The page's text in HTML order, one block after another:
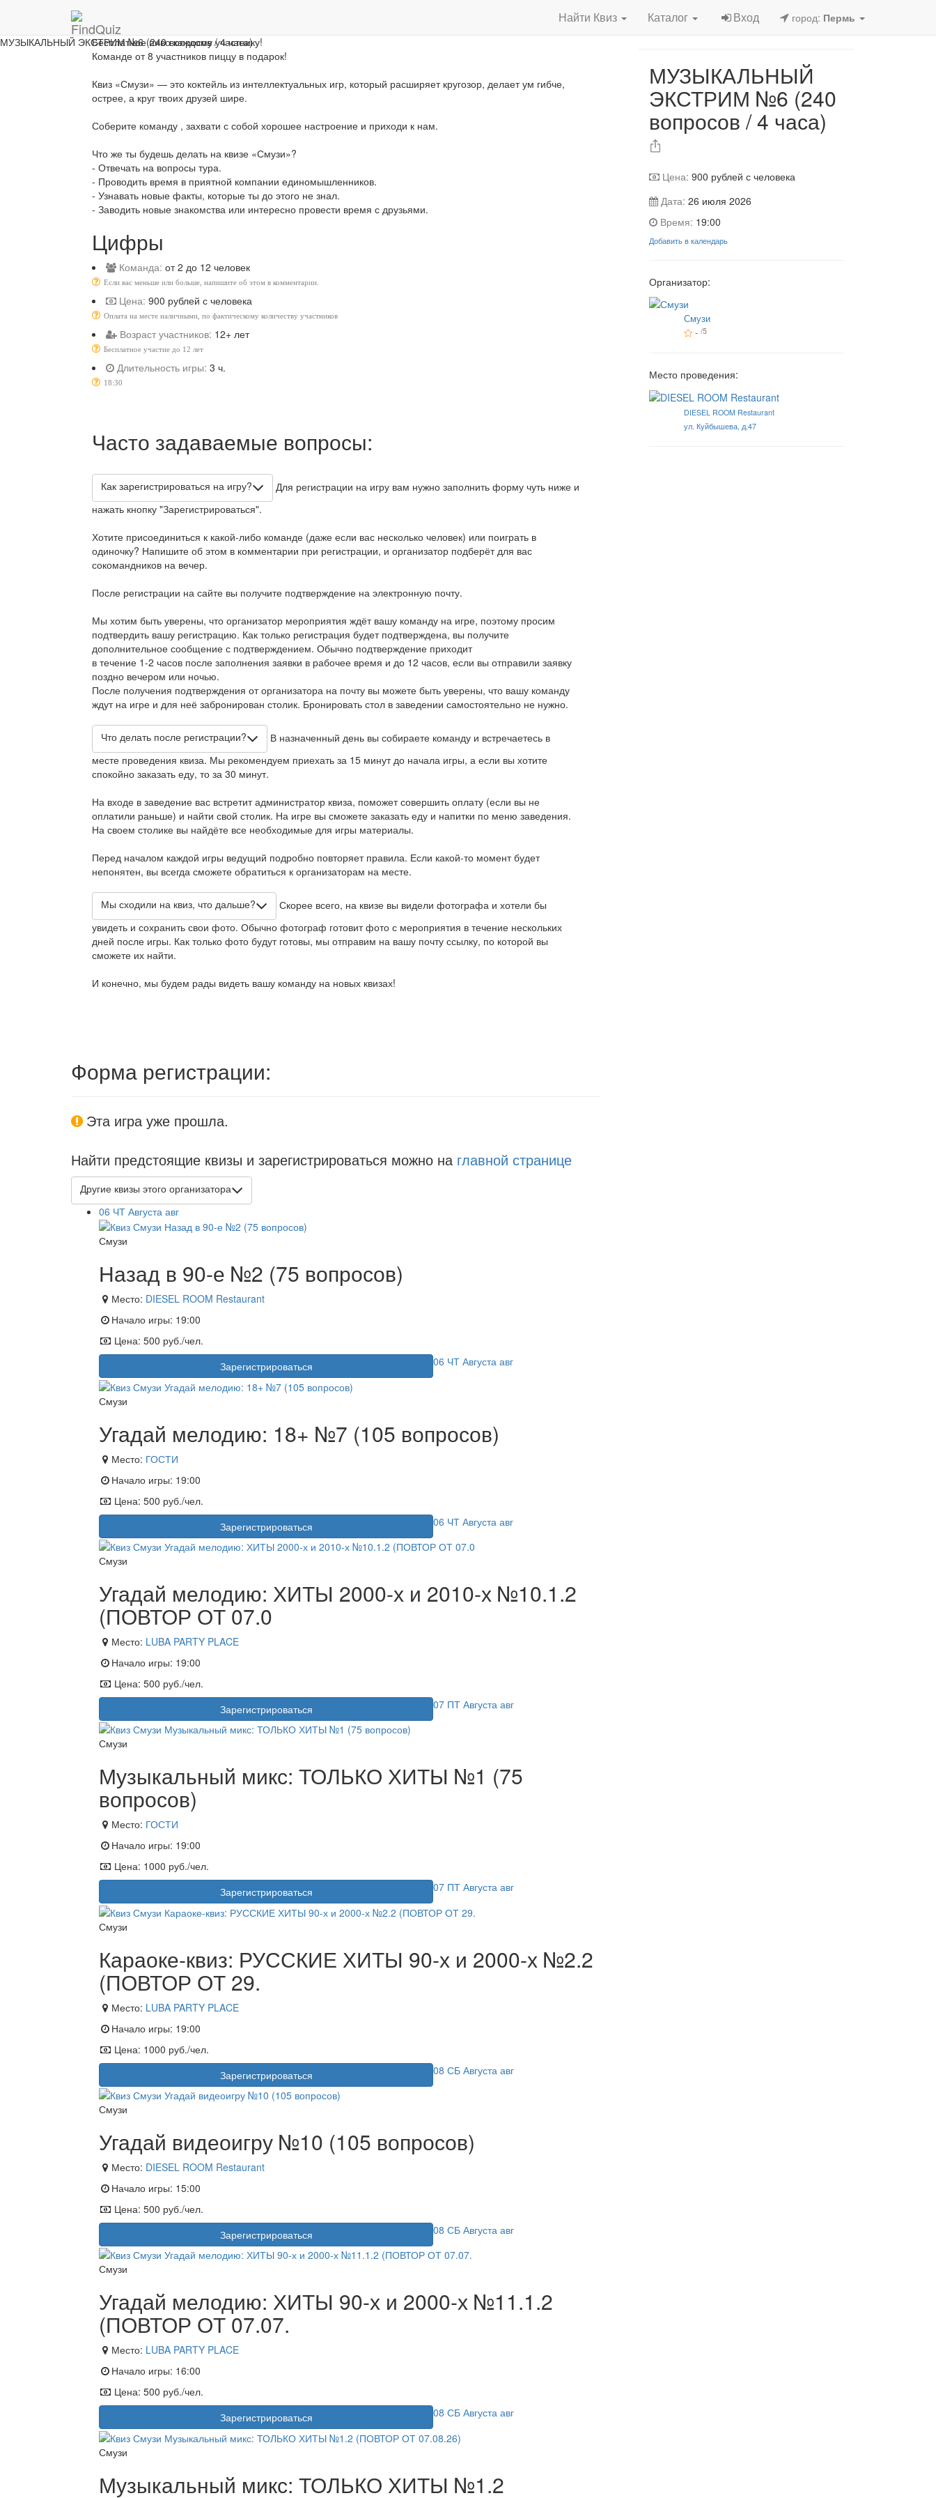
город: Пермь
Найти Квиз Каталог Вход
МУЗЫКАЛЬНЫЙ ЭКСТРИМ №6 (240 вопросов / 4 часа)
Игра завершена
МУЗЫКАЛЬНЫЙ
ЭКСТРИМ №6 (240
вопросов / 4 часа)
Цена: 900 рублей с человека
Дата: 26 июля 2026
Время: 19:00
Добавить в календарь
Организатор:
Смузи
- /5
Место проведения:
DIESEL ROOM Restaurant
ул. Куйбышева, д.47
На каждой игре мы дарим подарки всем!
Бесплатное пиво каждому участнику!
Команде от 8 участников пиццу в подарок!
Квиз «Смузи» — это коктейль из интеллектуальных игр, который расширяет кругозор, делает ум гибче,
острее, а круг твоих друзей шире.
Соберите команду , захвати с собой хорошее настроение и приходи к нам.
Что же ты будешь делать на квизе «Смузи»?
- Отвечать на вопросы тура.
- Проводить время в приятной компании единомышленников.
- Узнавать новые факты, которые ты до этого не знал.
- Заводить новые знакомства или интересно провести время с друзьями.
Цифры
Команда: от 2 до 12 человек
Если вас меньше или больше, напишите об этом в комментарии.
Цена: 900 рублей с человека
Оплата на месте наличными, по фактическому количеству участников
Возраст участников: 12+ лет
Бесплатное участие до 12 лет
Длительность игры: 3 ч.
18:30
Часто задаваемые вопросы:
Как зарегистрироваться на игру?
Для регистрации на игру вам нужно заполнить форму чуть ниже и
нажать кнопку "Зарегистрироваться".
Хотите присоединиться к какой-либо команде (даже если вас несколько человек) или поиграть в
одиночку? Напишите об этом в комментарии при регистрации, и организатор подберёт для вас
сокомандников на вечер.
После регистрации на сайте вы получите подтверждение на электронную почту.
Мы хотим быть уверены, что организатор мероприятия ждёт вашу команду на игре, поэтому просим
подтвердить вашу регистрацию. Как только регистрация будет подтверждена, вы получите
дополнительное сообщение с подтверждением. Обычно подтверждение приходит
в течение 1-2 часов после заполнения заявки в рабочее время и до 12 часов, если вы отправили заявку
поздно вечером или ночью.
После получения подтверждения от организатора на почту вы можете быть уверены, что вашу команду
ждут на игре и для неё забронирован столик. Бронировать стол в заведении самостоятельно не нужно.
Что делать после регистрации?
В назначенный день вы собираете команду и встречаетесь в
месте проведения квиза. Мы рекомендуем приехать за 15 минут до начала игры, а если вы хотите
спокойно заказать еду, то за 30 минут.
На входе в заведение вас встретит администратор квиза, поможет совершить оплату (если вы не
оплатили раньше) и найти свой столик. На игре вы сможете заказать еду и напитки по меню заведения.
На своем столике вы найдёте все необходимые для игры материалы.
Перед началом каждой игры ведущий подробно повторяет правила. Если какой-то момент будет
непонятен, вы всегда сможете обратиться к организаторам на месте.
Мы сходили на квиз, что дальше?
Скорее всего, на квизе вы видели фотографа и хотели бы
увидеть и сохранить свои фото. Обычно фотограф готовит фото с мероприятия в течение нескольких
дней после игры. Как только фото будут готовы, мы отправим на вашу почту ссылку, по которой вы
сможете их найти.
И конечно, мы будем рады видеть вашу команду на новых квизах!
Форма регистрации:
Эта игра уже прошла.
Найти предстоящие квизы и зарегистрироваться можно на главной странице
Другие квизы этого организатора
06 ЧТ Августа авг
Смузи
Назад в 90-е №2 (75 вопросов)
Место: DIESEL ROOM Restaurant
Начало игры: 19:00
Цена: 500 руб./чел.
Зарегистрироваться
06 ЧТ Августа авг
Смузи
Угадай мелодию: 18+ №7 (105 вопросов)
Место: ГОСТИ
Начало игры: 19:00
Цена: 500 руб./чел.
Зарегистрироваться
06 ЧТ Августа авг
Смузи
Угадай мелодию: ХИТЫ 2000-х и 2010-х №10.1.2
(ПОВТОР ОТ 07.0
Место: LUBA PARTY PLACE
Начало игры: 19:00
Цена: 500 руб./чел.
Зарегистрироваться
07 ПТ Августа авг
Смузи
Музыкальный микс: ТОЛЬКО ХИТЫ №1 (75
вопросов)
Место: ГОСТИ
Начало игры: 19:00
Цена: 1000 руб./чел.
Зарегистрироваться
07 ПТ Августа авг
Смузи
Караоке-квиз: РУССКИЕ ХИТЫ 90-х и 2000-х №2.2
(ПОВТОР ОТ 29.
Место: LUBA PARTY PLACE
Начало игры: 19:00
Цена: 1000 руб./чел.
Зарегистрироваться
08 СБ Августа авг
Смузи
Угадай видеоигру №10 (105 вопросов)
Место: DIESEL ROOM Restaurant
Начало игры: 15:00
Цена: 500 руб./чел.
Зарегистрироваться
08 СБ Августа авг
Смузи
Угадай мелодию: ХИТЫ 90-х и 2000-х №11.1.2
(ПОВТОР ОТ 07.07.
Место: LUBA PARTY PLACE
Начало игры: 16:00
Цена: 500 руб./чел.
Зарегистрироваться
08 СБ Августа авг
Смузи
Музыкальный микс: ТОЛЬКО ХИТЫ №1.2